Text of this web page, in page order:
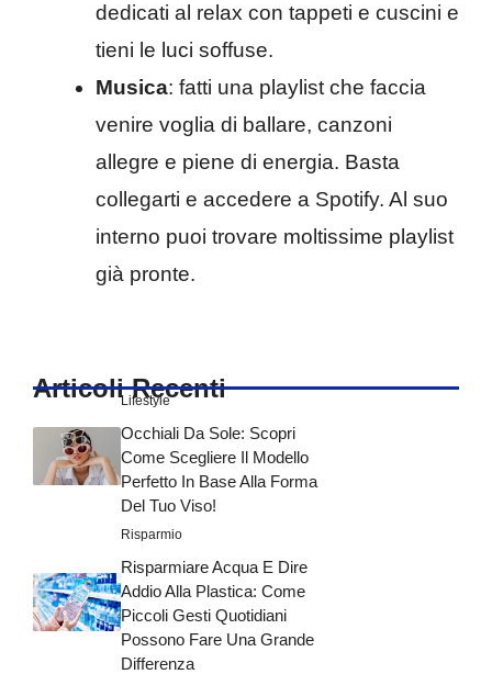
dedicati al relax con tappeti e cuscini e
tieni le luci soffuse.
Musica: fatti una playlist che faccia
venire voglia di ballare, canzoni
allegre e piene di energia. Basta
collegarti e accedere a Spotify. Al suo
interno puoi trovare moltissime playlist
già pronte.
Articoli Recenti
Lifestyle
Occhiali Da Sole: Scopri
Come Scegliere Il Modello
Perfetto In Base Alla Forma
Del Tuo Viso!
Risparmio
Risparmiare Acqua E Dire
Addio Alla Plastica: Come
Piccoli Gesti Quotidiani
Possono Fare Una Grande
Differenza